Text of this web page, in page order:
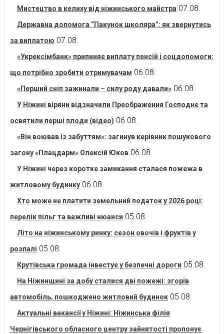
Мистецтво в келиху від ніжинського майстра 07.08.
Державна допомога “Пакунок школяра”: як звернутись
за виплатою 07.08.
«Укрексімбанк» припиняє виплату пенсій і соцдопомоги:
що потрібно зробити отримувачам 06.08.
«Перший сніп зажинали – силу роду давали» 06.08.
У Ніжині віряни відзначили Преображення Господнє та
освятили перші плоди (відео) 06.08.
«Він воював із забуттям»: загинув керівник пошукового
загону «Плацдарм» Олексій Юков 06.08.
У Ніжині через коротке замикання сталася пожежа в
житловому будинку 06.08.
Хто може не платити земельний податок у 2026 році:
перелік пільг та важливі нюанси 05.08.
Літо на ніжинському ринку: сезон овочів і фруктів у
розпалі 05.08.
Крутівська громада інвестує у безпечні дороги 05.08.
На Ніжинщині за добу сталися дві пожежі: згорів
автомобіль, пошкоджено житловий будинок 05.08.
Актуальні вакансії у Ніжині: Ніжинська філія
Чернігівського обласного центру зайнятості пропонує